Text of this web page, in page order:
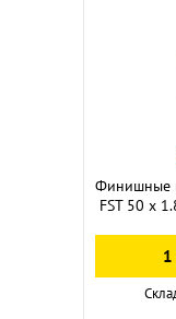
Финишные
FST 50 х